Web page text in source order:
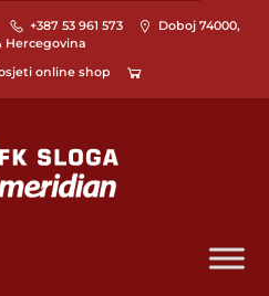
+387 53 961 573
Doboj 74000,
Hercegovina
online shop